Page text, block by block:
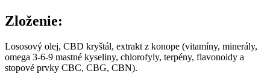
Zloženie:
Lososový olej, CBD kryštál, extrakt z konope (vitamíny, minerály,
omega 3-6-9 mastné kyseliny, chlorofyly, terpény, flavonoidy a
stopové prvky CBC, CBG, CBN).